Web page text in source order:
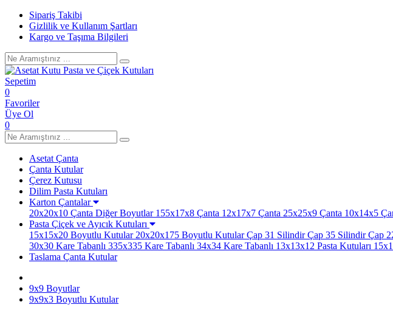
Sipariş Takibi
Gizlilik ve Kullanım Şartları
Kargo ve Taşıma Bilgileri
Sepetim
0
Favoriler
Üye Ol
0
Asetat Çanta
Çanta Kutular
Çerez Kutusu
Dilim Pasta Kutuları
Karton Çantalar
20x20x10 Çanta Diğer Boyutlar155x17x8 Çanta 12x17x7 Çanta 25x25x9 Çanta 10x14x5
Pasta Çiçek ve Ayıcık Kutuları
15x15x20 Boyutlu Kutular20x20x175 Boyutlu KutularÇap 31 SilindirÇap 35 SilindirÇap
30x30 Kare Tabanlı 335x335 Kare Tabanlı 34x34 Kare Tabanlı 13x13x12 Pasta Kutuları
Taslama Çanta Kutular
9x9 Boyutlar
9x9x3 Boyutlu Kutular